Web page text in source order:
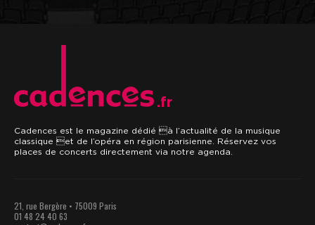
.fr
Cadences est le magazine dédié à l’actualité de la musique
classique et de l’opéra en région parisienne. Réservez vos
places de concerts directement via notre agenda.
21, rue Bergère • 75009 Paris
01 48 24 40 63